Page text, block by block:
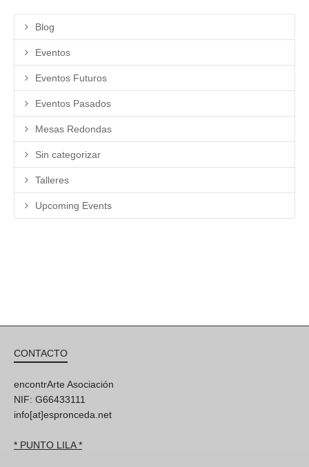
Blog
Eventos
Eventos Futuros
Eventos Pasados
Mesas Redondas
Sin categorizar
Talleres
Upcoming Events
CONTACTO
encontrArte Asociación
NIF: G66433111
info[at]espronceda.net
* PUNTO LILA *